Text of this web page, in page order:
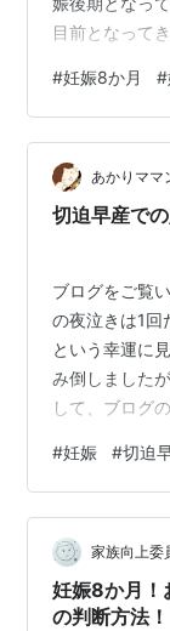
目前となって
が、メンタル
らうっすら始
安が襲ってき
日を過ごして
が楽しみだな
#妊娠8か月 #
あかりママ
切迫早産で
ブログをご覧
の夜泣きは1回
という幸運に
み倒しました
して、ブログ
うと思います
じめまして。
∀・) 現在34週
頻繁にあり、
盆休みに娘2人
のか…お腹の…
#妊娠 #切迫
家族向上委
妊娠8か月！
の判断方法！